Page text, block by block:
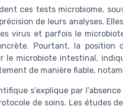
ces tests microbiome,
de leurs analyses.
virus et parfois le
Pourtant, la position
le microbiote intestinal,
de manière fiable,
s’explique par
de soins. Les études